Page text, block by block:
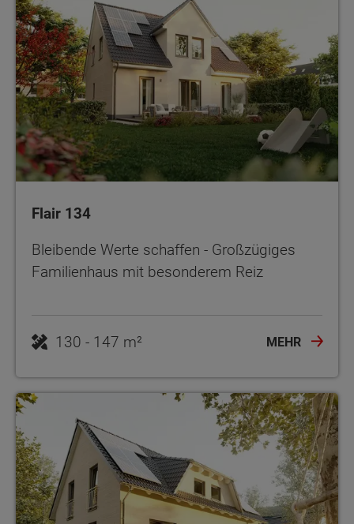
Flair 134
Bleibende Werte schaffen - Großzügiges
Familienhaus mit besonderem Reiz
130 - 147 m² MEHR